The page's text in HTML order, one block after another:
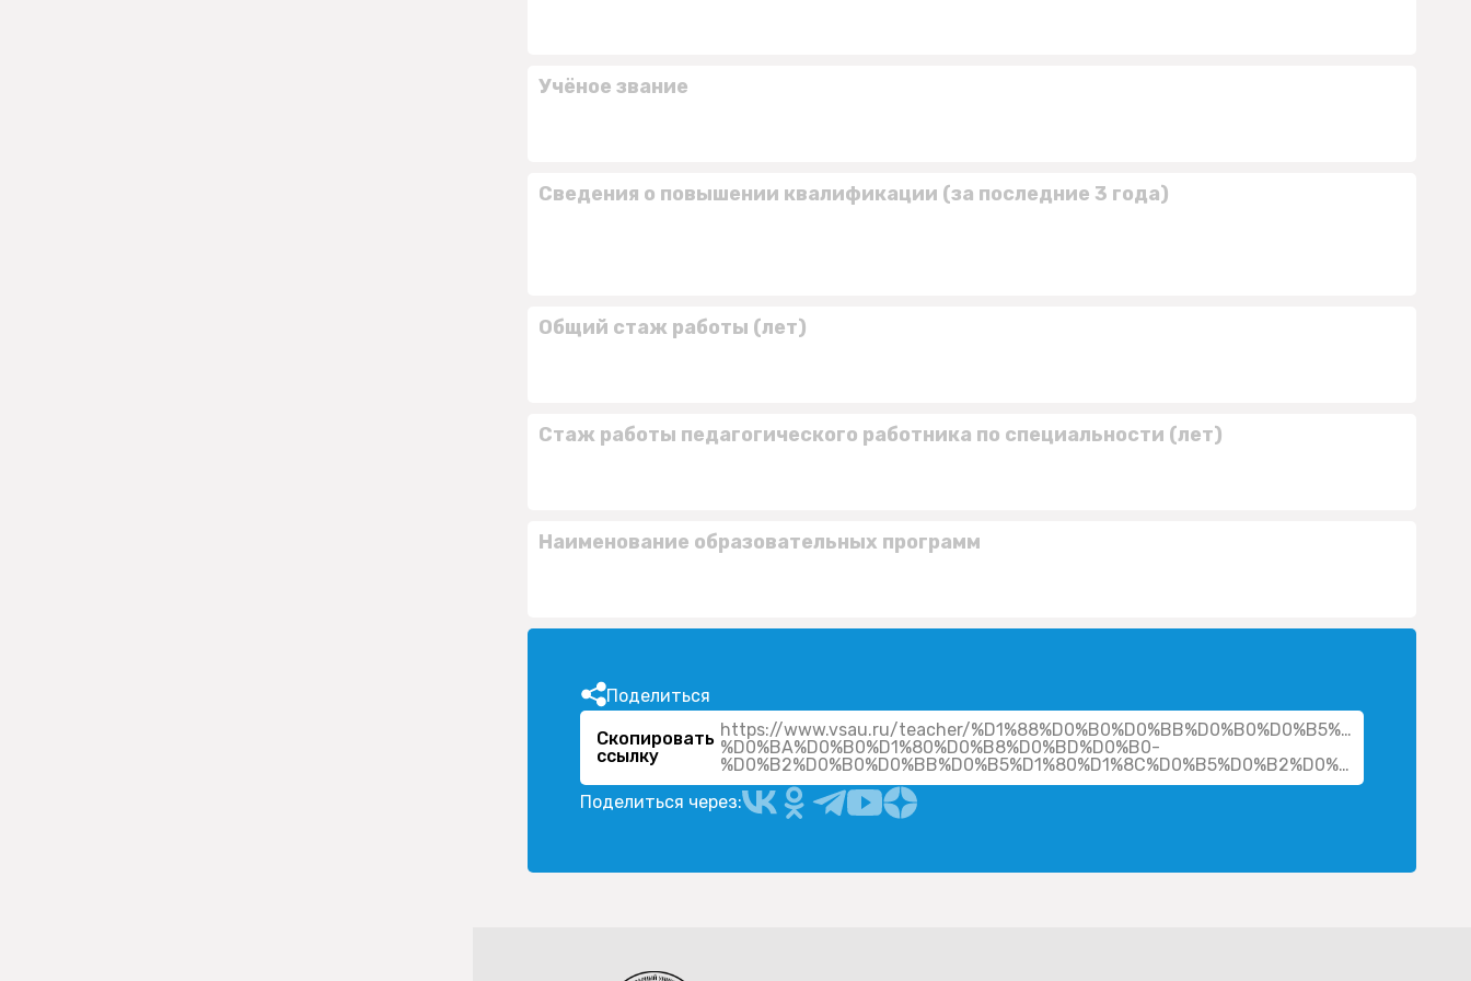
Учёное звание
Сведения о повышении квалификации (за последние 3 года)
Общий стаж работы (лет)
Стаж работы педагогического работника по специальности (лет)
Наименование образовательных программ
Поделиться
Скопировать
ссылку
https://www.vsau.ru/teacher/
%D0%BA%D0%B0%D1%80%D0%B8%D0%BD%D0%B0-
%D0%B2%D0%B0%D0%BB%D0%B5%D1%80%D1%8C%D0%B5%D0%B2%D0%BD%D0%B0/
Поделиться через: